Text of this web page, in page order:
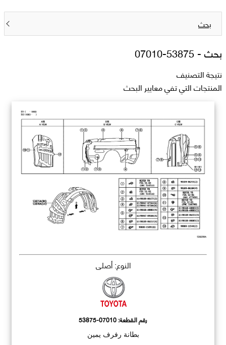
بحث
بحث -53875-07010
نتيجة التصنيف
المنتجات التي تفي معايير البحث
النوع: أصلي
رقم القطعة:53875-07010
بطانة رفرف يمين